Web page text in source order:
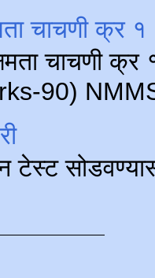
चाचणी क्र
चाचणी
90) NMMS
टेस्ट